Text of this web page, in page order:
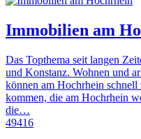
Immobilien am
Das Topthema seit langen
und Konstanz. Wohnen und
können am Hochrhein
kommen, die am Hochrhein
die…
49416